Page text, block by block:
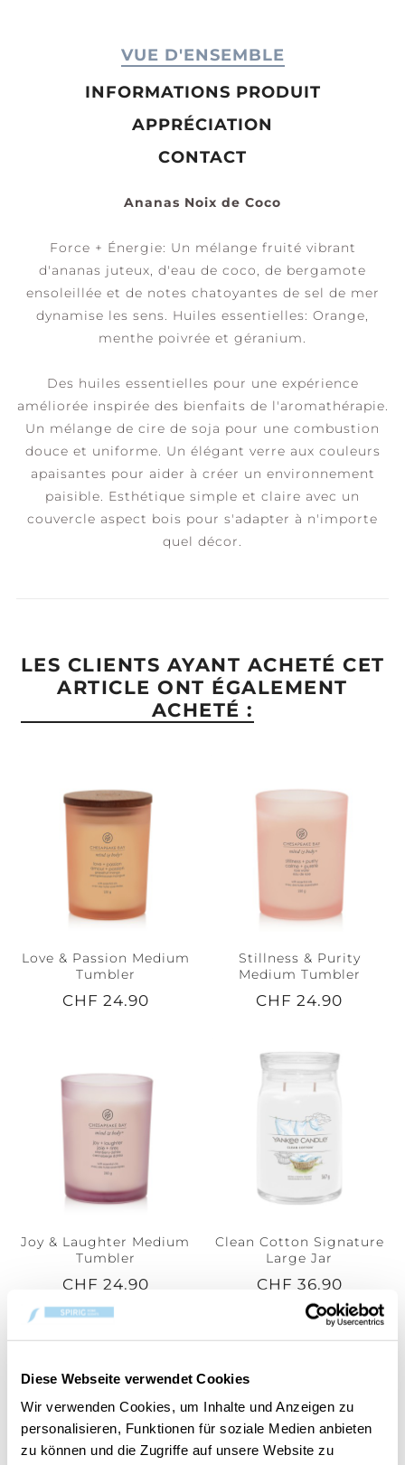
Diese Webseite verwendet Cookies
Wir verwenden Cookies, um Inhalte und Anzeigen zu
personalisieren, Funktionen für soziale Medien anbieten
zu können und die Zugriffe auf unsere Website zu
VUE D'ENSEMBLE
INFORMATIONS PRODUIT
APPRÉCIATION
CONTACT
Ananas Noix de Coco
Force + Énergie: Un mélange fruité vibrant
d'ananas juteux, d'eau de coco, de bergamote
ensoleillée et de notes chatoyantes de sel de mer
dynamise les sens. Huiles essentielles: Orange,
menthe poivrée et géranium.
Des huiles essentielles pour une expérience
améliorée inspirée des bienfaits de l'aromathérapie.
Un mélange de cire de soja pour une combustion
douce et uniforme. Un élégant verre aux couleurs
apaisantes pour aider à créer un environnement
paisible. Esthétique simple et claire avec un
couvercle aspect bois pour s'adapter à n'importe
quel décor.
LES CLIENTS AYANT ACHETÉ CET
ARTICLE ONT ÉGALEMENT
ACHETÉ :
Love & Passion Medium
Tumbler
CHF 24.90
Stillness & Purity
Medium Tumbler
CHF 24.90
Joy & Laughter Medium
Tumbler
CHF 24.90
Clean Cotton Signature
Large Jar
CHF 36.90